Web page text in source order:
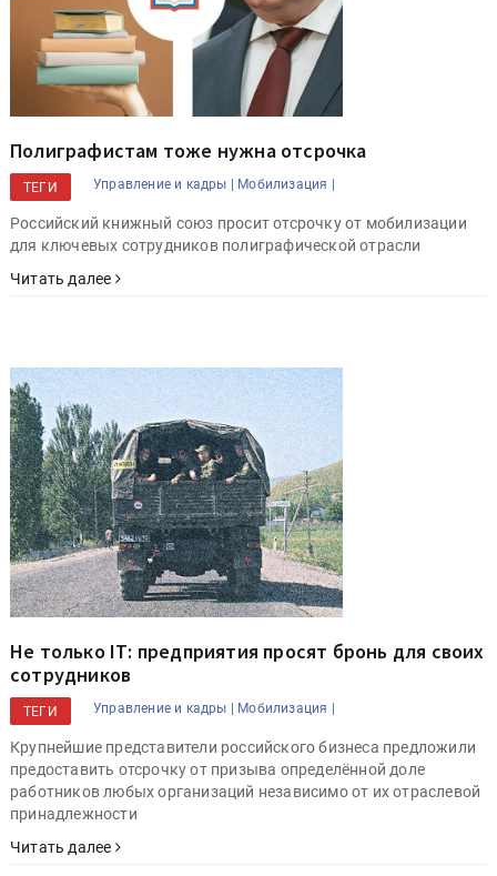
Полиграфистам тоже нужна отсрочка
ТЕГИ Управление и кадры | Мобилизация |
Российский книжный союз просит отсрочку от мобилизации
для ключевых сотрудников полиграфической отрасли
Читать далее
Не только IT: предприятия просят бронь для своих
сотрудников
ТЕГИ Управление и кадры | Мобилизация |
Крупнейшие представители российского бизнеса предложили
предоставить отсрочку от призыва определённой доле
работников любых организаций независимо от их отраслевой
принадлежности
Читать далее